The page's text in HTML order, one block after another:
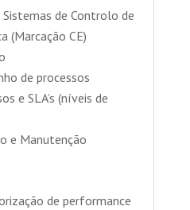
de Controlo de
(Marcação CE)
de processos
e SLA’s (níveis de
e Manutenção
de performance